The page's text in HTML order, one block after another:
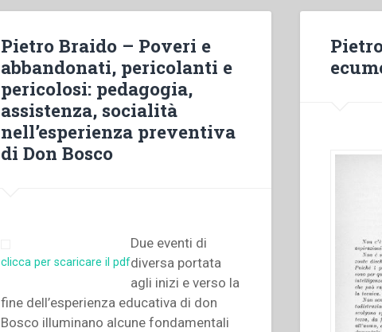
Pietro Braido – Poveri e
abbandonati, pericolanti e
pericolosi: pedagogia,
assistenza, socialità
nell’esperienza preventiva
di Don Bosco
clicca per scaricare il pdf
Due eventi di
diversa portata
agli inizi e verso la
fine dell’esperienza educativa di don
Bosco illuminano alcune fondamentali